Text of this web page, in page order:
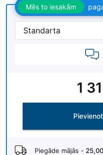
Mēs to iesakām
1
Piegāde mājās -